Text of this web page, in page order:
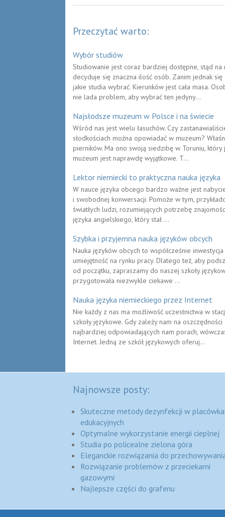
Przeczytać warto:
Wybór studiów
Studiowanie jest coraz bardziej dostępne, stąd
decyduje się znaczna ilość osób. Zanim jednak
jakie studia wybrać. Kierunków jest cała masa.
nie lada problem, aby wybrać ten jedyny...
Najsłodsze muzeum w Polsce i na świecie
Wśród nas jest wielu łasuchów. Czy
słodkościach można opowiadać w muzeum?
pierników. Ma ono swoją siedzibę w Toruniu,
muzeum jest naprawdę wyjątkowe. T...
Lektor niemiecki to praktyczna nauka języka
W nauce języka obcego bardzo ważne jest
i swobodnej konwersacji. Pomoże w tym,
światłych ludzi, rozumiejących potrzebę
języka angielskiego, który stał ...
Szybka i przyjemna nauka języków obcych
Nauka języków obcych to współcześnie
umiejętność na rynku pracy. Dlatego też, aby
od początku, zapraszamy do naszej szkoły
przygotowała niezwykle ciekawe ...
Nauka języka niemieckiego przez Internet
Nie każdy z nas ma możliwość uczestnictwa w
szkoły językowe. Gdy zależy nam na
najbardziej odpowiadających nam porach,
Internet. Jedną ze szkół językowych oferuj...
Najnowsze posty:
Skuteczne metody dezynfekcji w
edukacyjnych
Optymalne wykorzystanie energii cieplnej
Studia po policealne zielona góra
Eleganckie rozwiązania do
Rozwiązanie problemów z przeciekami
gazowymi
Najlepsze części do grafenu